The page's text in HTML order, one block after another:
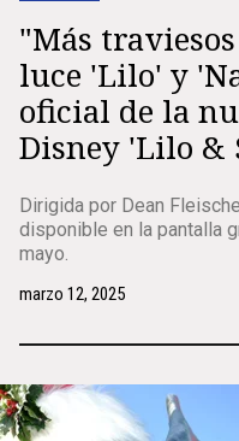
"Más
luce 'Lilo' y
oficial de la
Disney 'Lilo &
Dirigida por Dean
disponible en la pantalla
mayo.
marzo 12, 2025